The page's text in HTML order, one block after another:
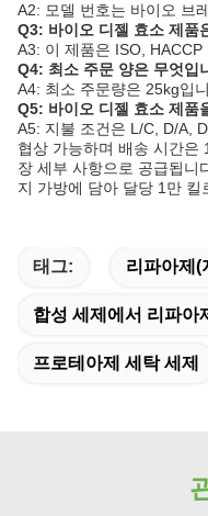
A2: 모델 번호는 바이오 브
Q3: 바이오 디젤 효소 제품
A3: 이 제품은 ISO, HACCP
Q4: 최소 주문 양은 무엇입
A4: 최소 주문량은 25kg입
Q5: 바이오 디젤 효소 제품
A5: 지불 조건은 L/C, D/A,
협상 가능하며 배송 시간은
장 세부 사항으로 공급됩니
지 가방에 담아 달당 1만 킬
태그: 리파아제(
합성 세제에서 리파아
프로테아제 세탁 세제